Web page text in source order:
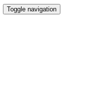
Toggle navigation